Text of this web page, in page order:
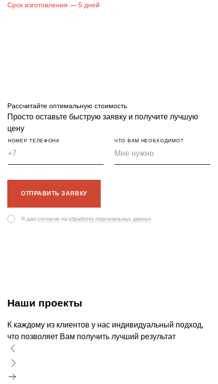
Срок изготовления — 5 дней
Рассчитайте оптимальную стоимость
Просто оставьте быструю заявку и получите лучшую
цену
НОМЕР ТЕЛЕФОНА ЧТО ВАМ НЕОБХОДИМО?
ОТПРАВИТЬ ЗАЯВКУ
Я даю согласие на обработку персональных данных
Наши проекты
К каждому из клиентов у нас индивидуальный подход,
что позволяет Вам получить лучший результат